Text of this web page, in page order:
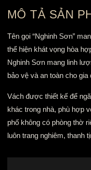
MÔ TẢ SẢN
Tên gọi “Nghinh Sơn”
thể hiện khát vọng hòa
Nghinh Sơn mang linh
bảo vệ và an toàn cho gia
Vách được thiết kế để
khác trong nhà, phù hợp
phố không có phòng thờ
luôn trang nghiêm, thanh